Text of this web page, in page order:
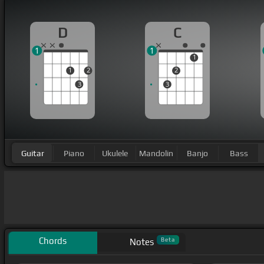
D
1
3
2
1
C
3
2
1
1
Guitar Piano Ukulele Mandolin Banjo Bass
Chords Notes Beta